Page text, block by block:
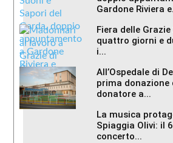
Gardone Riviera
Fiera delle
quattro giorni e
i...
All’Ospedale di
prima donazione
donatore a...
La musica
Spiaggia Olivi: il
concerto...